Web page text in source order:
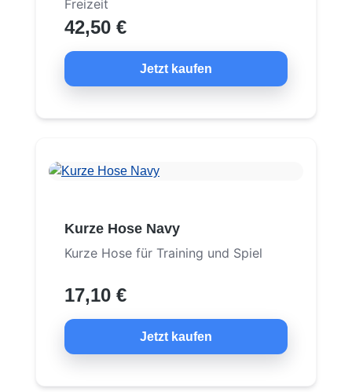
Freizeit
42,50 €
Jetzt kaufen
Kurze Hose Navy
Kurze Hose für Training und Spiel
17,10 €
Jetzt kaufen